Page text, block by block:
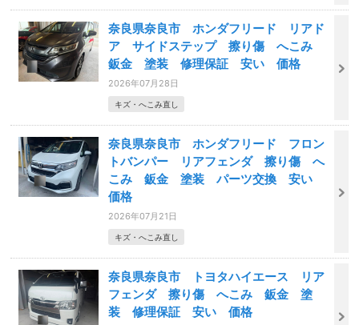
奈良県奈良市 ホンダフリード リアド
ア サイドステップ 擦り傷 へこみ
鈑金 塗装 修理保証 安い 価格
2026年07月28日
キズ・へこみ直し
奈良県奈良市 ホンダフリード フロン
トバンパー リアフェンダ 擦り傷 へ
こみ 鈑金 塗装 パーツ交換 安い
価格
2026年07月21日
キズ・へこみ直し
奈良県奈良市 トヨタハイエース リア
フェンダ 擦り傷 へこみ 鈑金 塗
装 修理保証 安い 価格